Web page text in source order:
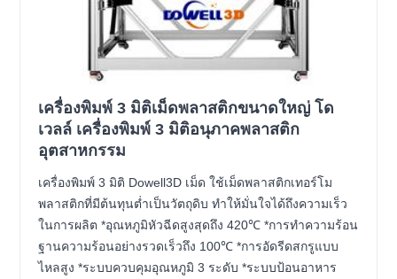
เครื่องพิมพ์ 3 มิติเม็ดพลาสติกขนาดใหญ่ โด
เวลล์ เครื่องพิมพ์ 3 มิติอนุภาคพลาสติก
อุตสาหกรรม
เครื่องพิมพ์ 3 มิติ Dowell3D เม็ด ใช้เม็ดพลาสติกเทอร์โม
พลาสติกที่มีต้นทุนต่ำเป็นวัตถุดิบ ทำให้มั่นใจได้ถึงความเร็ว
ในการผลิต *อุณหภูมิหัวฉีดสูงสุดถึง 420℃ *การทำความร้อน
ฐานความร้อนอย่างรวดเร็วถึง 100℃ *การอัดรีดสกรูแบบ
ไหลสูง *ระบบควบคุมอุณหภูมิ 3 ระดับ *ระบบป้อนอาหาร